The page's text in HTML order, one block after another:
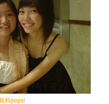
和pepsi